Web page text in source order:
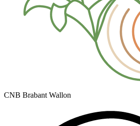
CNB Brabant Wallon